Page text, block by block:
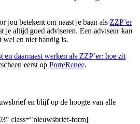
jou betekent om naast je baan als ZZP’er
je altijd goed adviseren. Een adviseur kan
wel en niet handig is.
en daarnaast werken als ZZP’er: hoe zit
eerst op PorteRenee.
en blijf op de hoogte van alle
class="nieuwsbrief-form]